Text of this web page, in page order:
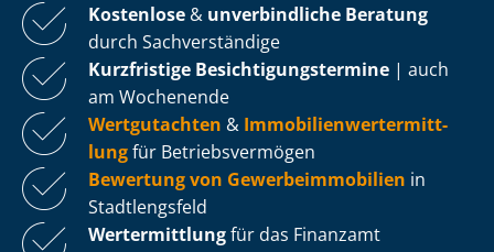
Kostenlose & unverbindliche Beratung
durch Sachverständige
Kurzfristige Be­sich­ti­gungs­ter­mi­ne | auch
am Wochenende
Wertgutachten & Im­mo­bi­li­en­wert­ermitt­
lungfür Be­triebs­ver­mö­gen
Bewertung von Ge­wer­be­im­mo­bi­li­en in
Stadtlengsfeld
Wertermittlungfür das Finanzamt